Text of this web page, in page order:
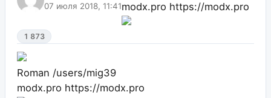
07 июля 2018, 11:41modx.pro https://modx.pro
1 873
Roman /users/mig39
modx.pro https://modx.pro